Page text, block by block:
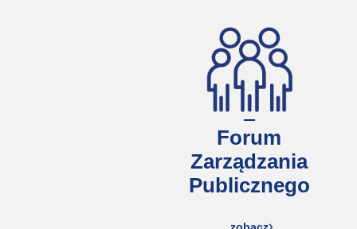
Forum
Zarządzania
Publicznego